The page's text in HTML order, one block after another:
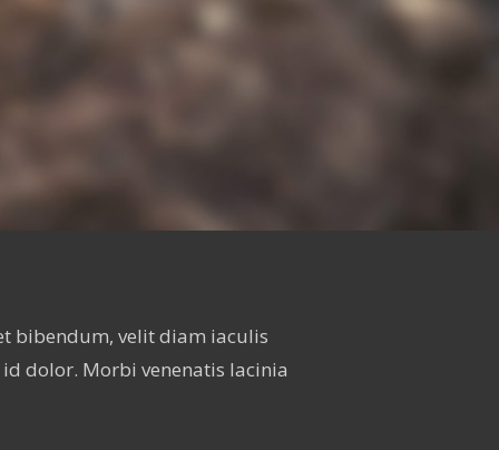
bibendum, velit diam iaculis
dolor. Morbi venenatis lacinia